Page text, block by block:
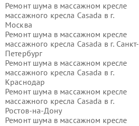
Ремонт шума в массажном кресле
массажного кресла Casada в г.
Москва
Ремонт шума в массажном кресле
массажного кресла Casada в г. Санкт-
Петербург
Ремонт шума в массажном кресле
массажного кресла Casada в г.
Краснодар
Ремонт шума в массажном кресле
массажного кресла Casada в г.
Ростов-на-Дону
Ремонт шума в массажном кресле